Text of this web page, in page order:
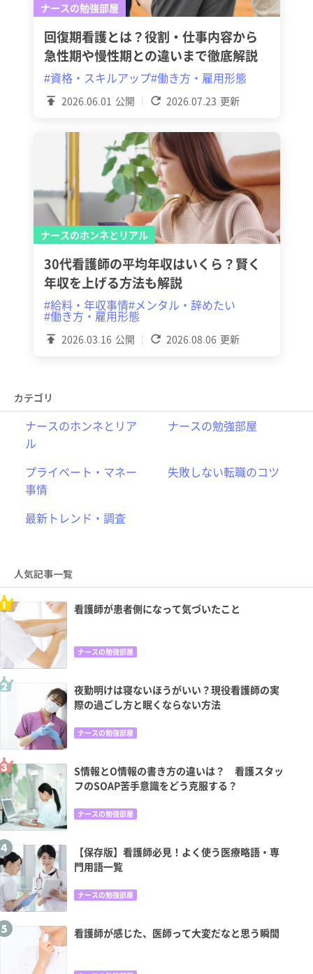
ナースの勉強部屋
2026.06.01 公開 2026.07.23 更新
回復期看護とは？役割・仕事内容から
急性期や慢性期との違いまで徹底解説
#資格・スキルアップ#働き方・雇用形態
ナースのホンネとリアル
2026.03.16 公開 2026.08.06 更新
30代看護師の平均年収はいくら？賢く
年収を上げる方法も解説
#給料・年収事情#メンタル・辞めたい
#働き方・雇用形態
カテゴリ
ナースのホンネとリア
ル
ナースの勉強部屋
プライベート・マネー
事情
失敗しない転職のコツ
最新トレンド・調査
人気記事一覧
看護師が患者側になって気づいたこと
ナースの勉強部屋
夜勤明けは寝ないほうがいい？現役看護師の実
際の過ごし方と眠くならない方法
ナースの勉強部屋
S情報とO情報の書き方の違いは？ 看護スタッ
フのSOAP苦手意識をどう克服する？
ナースの勉強部屋
【保存版】看護師必見！よく使う医療略語・専
門用語一覧
ナースの勉強部屋
看護師が感じた、医師って大変だなと思う瞬間